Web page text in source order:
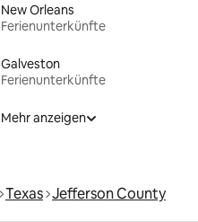
New Orleans
Ferienunterkünfte
Galveston
Ferienunterkünfte
Mehr anzeigen
Texas Jefferson County